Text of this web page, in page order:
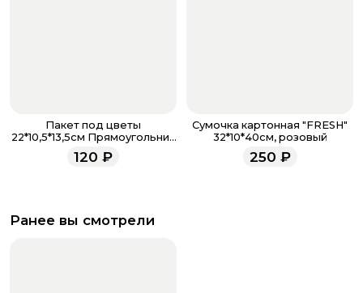
Пакет под цветы
22*10,5*13,5см Прямоугольник
Фуксия с пластиковой ручкой
120 ₽
Сумочка картонная "FRESH"
32*10*40см, розовый
250 ₽
Ранее вы смотрели